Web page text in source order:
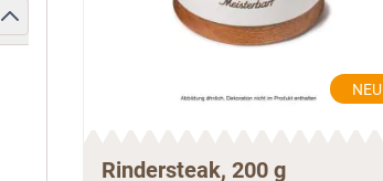
NEU
Rindersteak, 200 g